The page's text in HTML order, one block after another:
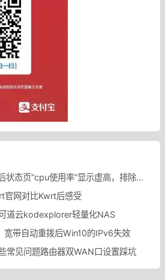
安装luci-app-minidlna后状态页“cpu使用率“显示虚高，排除过程记录。
网对比Kwrt后感受
道云kodexplorer轻量化NAS
宽带自动重拨后Win10的IPv6失效
常见问题路由器双WAN口设置踩坑